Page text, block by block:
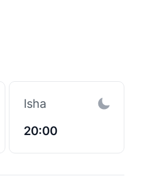
Isha
20:00